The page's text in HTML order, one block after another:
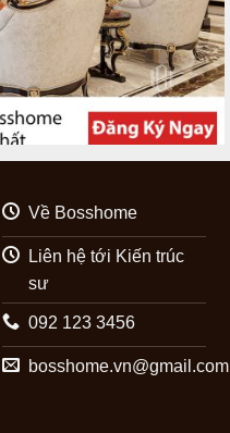
Về Bosshome
Liên hệ tới Kiến trúc
sư
092 123 3456
bosshome.vn@gmail.com